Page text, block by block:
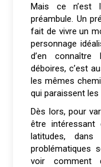
Mais ce n’est
préambule. Un
fait de vivre un
personnage
d’en
déboires, c’est
les mêmes
qui paraissent les
Dès lors, pour
être intéressant
latitudes, dans
problématiques
voir comment